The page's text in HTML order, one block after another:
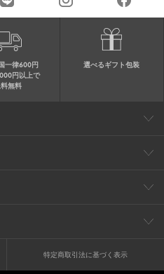
一律600円
円以上で
無料
選べるギフト包装
いただきます特定商取引法に基づく表示